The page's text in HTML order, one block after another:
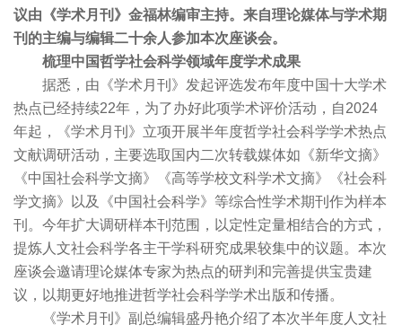
议由《学术月刊》金福林编审主持。来自理论媒体与学术期
刊的主编与编辑二十余人参加本次座谈会。
梳理中国哲学社会科学领域年度学术成果
据悉，由《学术月刊》发起评选发布年度中国十大学术
热点已经持续22年，为了办好此项学术评价活动，自2024
年起，《学术月刊》立项开展半年度哲学社会科学学术热点
文献调研活动，主要选取国内二次转载媒体如《新华文摘》
《中国社会科学文摘》《高等学校文科学术文摘》《社会科
学文摘》以及《中国社会科学》等综合性学术期刊作为样本
刊。今年扩大调研样本刊范围，以定性定量相结合的方式，
提炼人文社会科学各主干学科研究成果较集中的议题。本次
座谈会邀请理论媒体专家为热点的研判和完善提供宝贵建
议，以期更好地推进哲学社会科学学术出版和传播。
《学术月刊》副总编辑盛丹艳介绍了本次半年度人文社